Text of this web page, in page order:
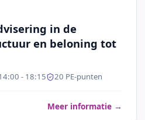
in de
en beloning tot
- 18:15 20 PE-punten
Meer informatie →